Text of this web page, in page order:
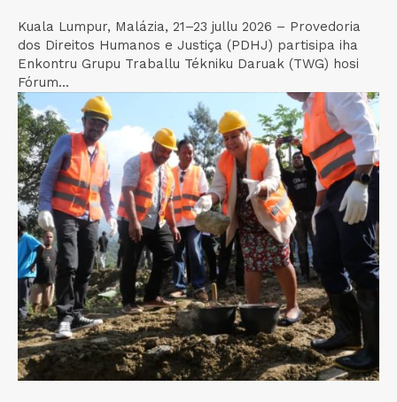
Kuala Lumpur, Malázia, 21–23 jullu 2026 – Provedoria
dos Direitos Humanos e Justiça (PDHJ) partisipa iha
Enkontru Grupu Traballu Tékniku Daruak (TWG) hosi
Fórum...